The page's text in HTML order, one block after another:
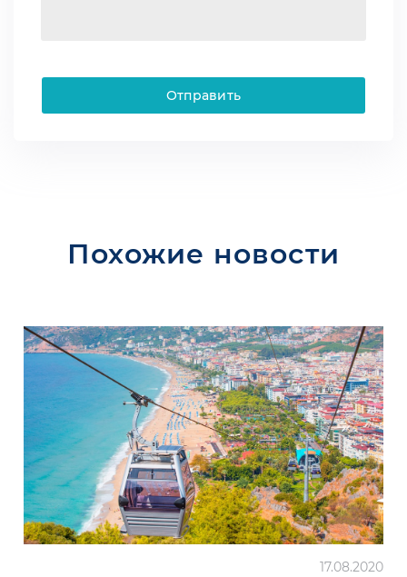
Отправить
Похожие новости
17.08.2020